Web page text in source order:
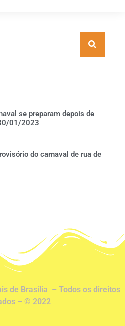
se preparam depois de
01/2023
do carnaval de rua de
de Brasília – Todos os direitos
– © 2022